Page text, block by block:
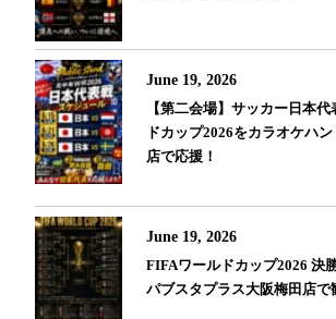
June 19, 2026
【第二会場】サッカー日本
ドカップ2026をカラオケハ
店で応援！
June 19, 2026
FIFAワールドカップ2026 決
パブスタプラス大阪梅田店で